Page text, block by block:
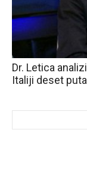
Dr. Letica
Italiji deset